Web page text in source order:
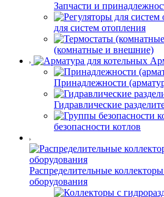
Запчасти и
для систем отопления
(комнатные и внешние)
Принадлежности
Гидравлические
безопасности котлов
Распределительные
оборудования